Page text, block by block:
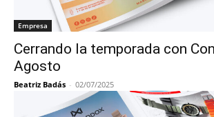
Empresa
Cerrando la temporada con
Agosto
Beatriz Badás - 02/07/2025